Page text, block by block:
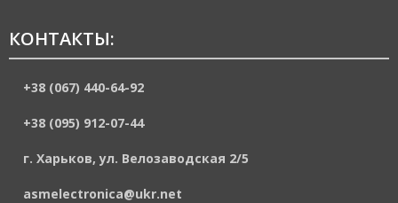
КОНТАКТЫ:
+38 (067) 440-64-92
+38 (095) 912-07-44
г. Харьков, ул. Велозаводская 2/5
asmelectronica@ukr.net